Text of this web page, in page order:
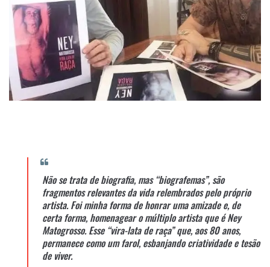
Não se trata de biografia, mas “biografemas”, são
fragmentos relevantes da vida relembrados pelo próprio
artista. Foi minha forma de honrar uma amizade e, de
certa forma, homenagear o múltiplo artista que é Ney
Matogrosso. Esse “vira-lata de raça” que, aos 80 anos,
permanece como um farol, esbanjando criatividade e tesão
de viver.